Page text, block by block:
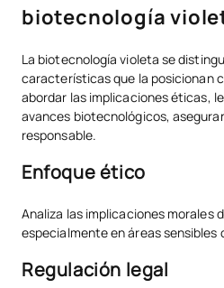
biotecnología
La biotecnología violeta se
características que la posicionan
abordar las implicaciones éticas,
avances biotecnológicos,
responsable.
Enfoque ético
Analiza las implicaciones morales
especialmente en áreas sensibles
Regulación legal